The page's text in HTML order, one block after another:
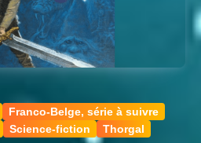
Franco-Belge, série à suivre
Science-fiction Thorgal